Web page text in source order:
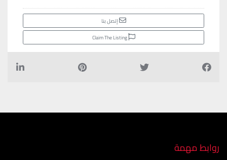
إتصل بنا
Claim The Listing
روابط مهمة